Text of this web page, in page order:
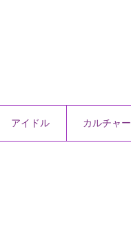
アイドル カルチャー